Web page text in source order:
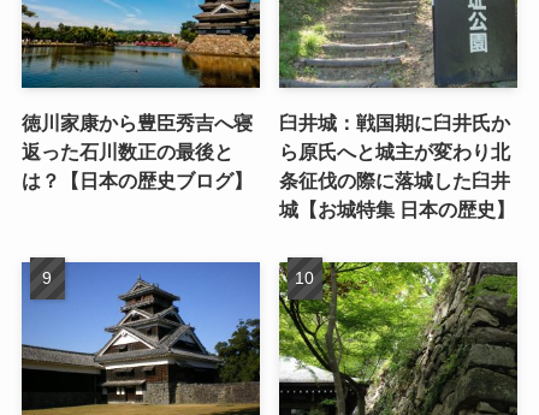
徳川家康から豊臣秀吉へ寝
返った石川数正の最後と
は？【日本の歴史ブログ】
臼井城：戦国期に臼井氏か
ら原氏へと城主が変わり北
条征伐の際に落城した臼井
城【お城特集 日本の歴史】